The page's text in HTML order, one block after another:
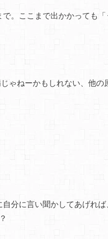
。ここまで出かかっても「
ゃねーかもしれない、他の
分に言い聞かしてあげれば